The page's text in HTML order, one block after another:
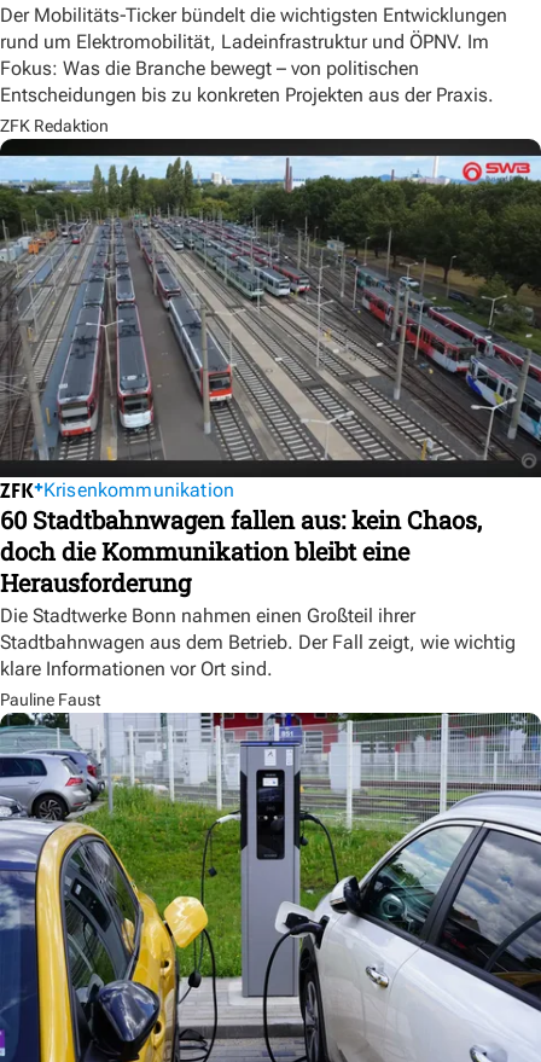
Der Mobilitäts-Ticker bündelt die wichtigsten Entwicklungen
rund um Elektromobilität, Ladeinfrastruktur und ÖPNV. Im
Fokus: Was die Branche bewegt – von politischen
Entscheidungen bis zu konkreten Projekten aus der Praxis.
ZFK Redaktion
Krisenkommunikation
60 Stadtbahnwagen fallen aus: kein Chaos,
doch die Kommunikation bleibt eine
Herausforderung
Die Stadtwerke Bonn nahmen einen Großteil ihrer
Stadtbahnwagen aus dem Betrieb. Der Fall zeigt, wie wichtig
klare Informationen vor Ort sind.
Pauline Faust